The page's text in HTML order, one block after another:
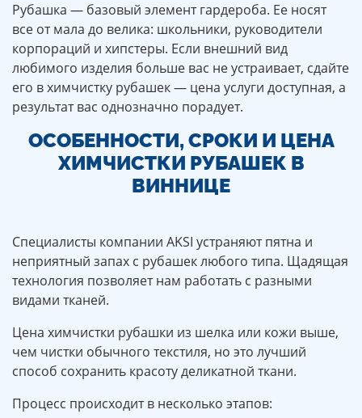
Рубашка — базовый элемент гардероба. Ее носят
все от мала до велика: школьники, руководители
корпораций и хипстеры. Если внешний вид
любимого изделия больше вас не устраивает, сдайте
его в химчистку рубашек — цена услуги доступная, а
результат вас однозначно порадует.
ОСОБЕННОСТИ, СРОКИ И ЦЕНА
ХИМЧИСТКИ РУБАШЕК В
ВИННИЦЕ
Специалисты компании AKSI устраняют пятна и
неприятный запах с рубашек любого типа. Щадящая
технология позволяет нам работать с разными
видами тканей.
Цена химчистки рубашки из шелка или кожи выше,
чем чистки обычного текстиля, но это лучший
способ сохранить красоту деликатной ткани.
Процесс происходит в несколько этапов: